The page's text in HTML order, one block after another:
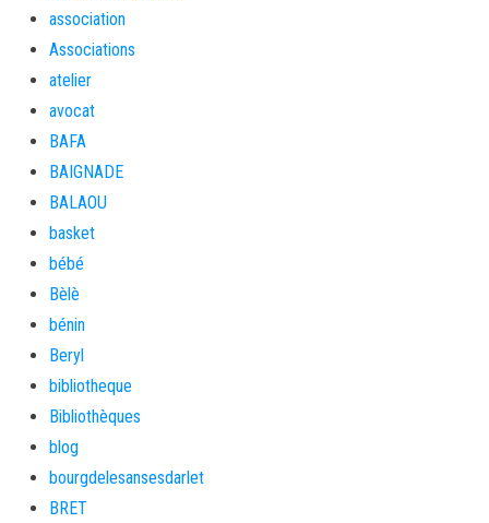
association
Associations
atelier
avocat
BAFA
BAIGNADE
BALAOU
basket
bébé
Bèlè
bénin
Beryl
bibliotheque
Bibliothèques
blog
bourgdelesansesdarlet
BRET